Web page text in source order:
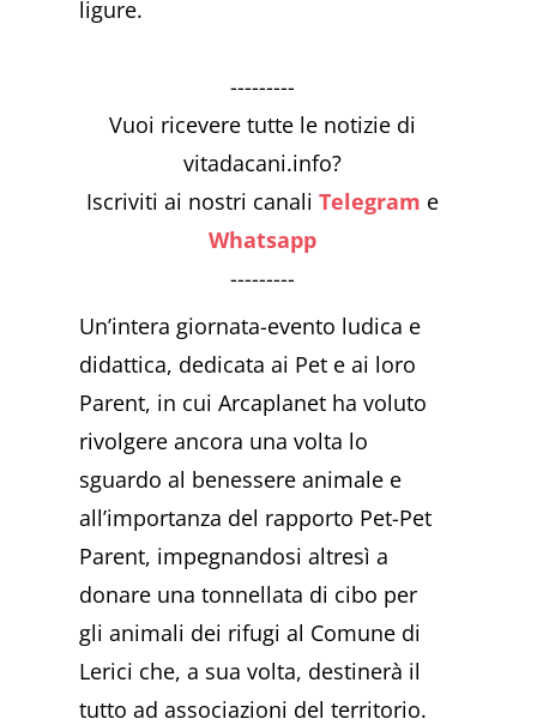
ligure.
---------
Vuoi ricevere tutte le notizie di
vitadacani.info?
Iscriviti ai nostri canaliTelegram e
Whatsapp
---------
Un’intera giornata-evento ludica e
didattica, dedicata ai Pet e ai loro
Parent, in cui Arcaplanet ha voluto
rivolgere ancora una volta lo
sguardo al benessere animale e
all’importanza del rapporto Pet-Pet
Parent, impegnandosi altresì a
donare una tonnellata di cibo per
gli animali dei rifugi al Comune di
Lerici che, a sua volta, destinerà il
tutto ad associazioni del territorio.